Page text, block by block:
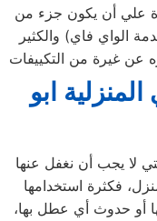
علي أن يكون جزء من
الواي فاي) والكثير
المنزلية ابو
لا يجب أن نغفل عنها
فكثرة استخدامها
أو حدوث أي عطل بها،